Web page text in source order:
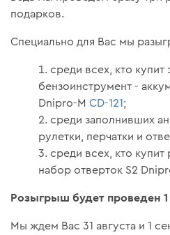
подарков.
Специально для Вас мы
среди всех, кто купит
бензоинструмент -
Dnipro-MCD-121 ;
среди заполнивших
рулетки, перчатки и
среди всех, кто
набор отверток S2
Розыгрыш будет проведен 1
Мы ждем Вас 31 августа и 1